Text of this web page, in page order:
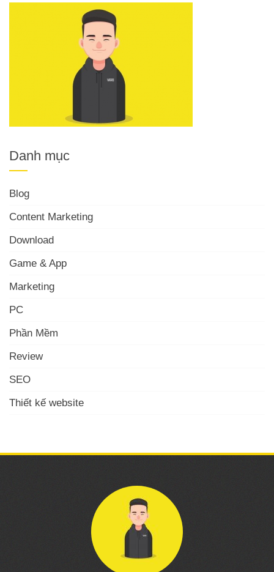
Danh mục
Blog
Content Marketing
Download
Game & App
Marketing
PC
Phần Mềm
Review
SEO
Thiết kế website